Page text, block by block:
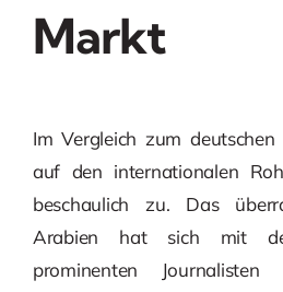
Markt
Im Vergleich zum
auf den internationalen
beschaulich zu. Das
Arabien hat sich mit
prominenten